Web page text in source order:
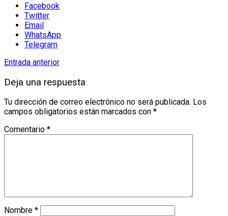
Facebook
Twitter
Email
WhatsApp
Telegram
Entrada anterior
Deja una respuesta
Tu dirección de correo electrónico no será publicada. Los
campos obligatorios están marcados con *
Comentario *
Nombre *